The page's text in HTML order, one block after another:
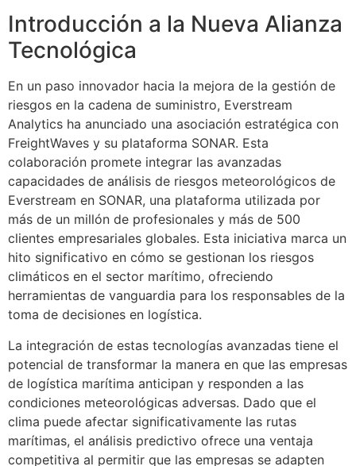
Introducción a la Nueva Alianza
Tecnológica
En un paso innovador hacia la mejora de la gestión de
riesgos en la cadena de suministro, Everstream
Analytics ha anunciado una asociación estratégica con
FreightWaves y su plataforma SONAR. Esta
colaboración promete integrar las avanzadas
capacidades de análisis de riesgos meteorológicos de
Everstream en SONAR, una plataforma utilizada por
más de un millón de profesionales y más de 500
clientes empresariales globales. Esta iniciativa marca un
hito significativo en cómo se gestionan los riesgos
climáticos en el sector marítimo, ofreciendo
herramientas de vanguardia para los responsables de la
toma de decisiones en logística.
La integración de estas tecnologías avanzadas tiene el
potencial de transformar la manera en que las empresas
de logística marítima anticipan y responden a las
condiciones meteorológicas adversas. Dado que el
clima puede afectar significativamente las rutas
marítimas, el análisis predictivo ofrece una ventaja
competitiva al permitir que las empresas se adapten